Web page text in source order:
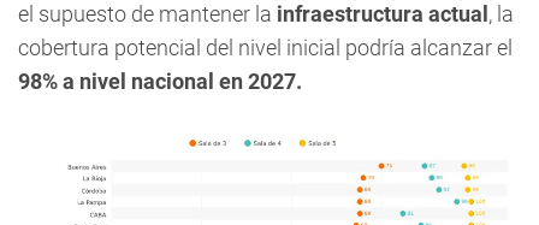
el supuesto de mantener la infraestructura actual, la
cobertura potencial del nivel inicial podría alcanzar el
98% a nivel nacional en 2027.